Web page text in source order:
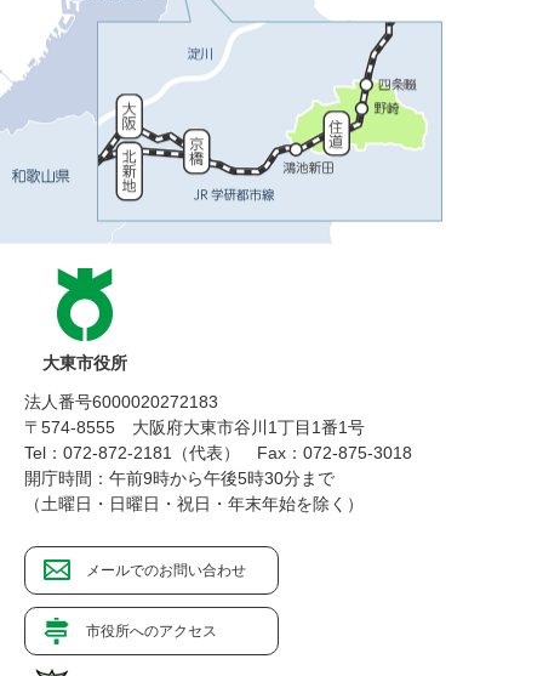
大東市役所
法人番号6000020272183
〒574-8555 大阪府大東市谷川1丁目1番1号
Tel：072-872-2181（代表）
Fax：072-875-3018
開庁時間：午前9時から午後5時30分まで
（土曜日・日曜日・祝日・年末年始を除く）
メールでのお問い合わせ
市役所へのアクセス